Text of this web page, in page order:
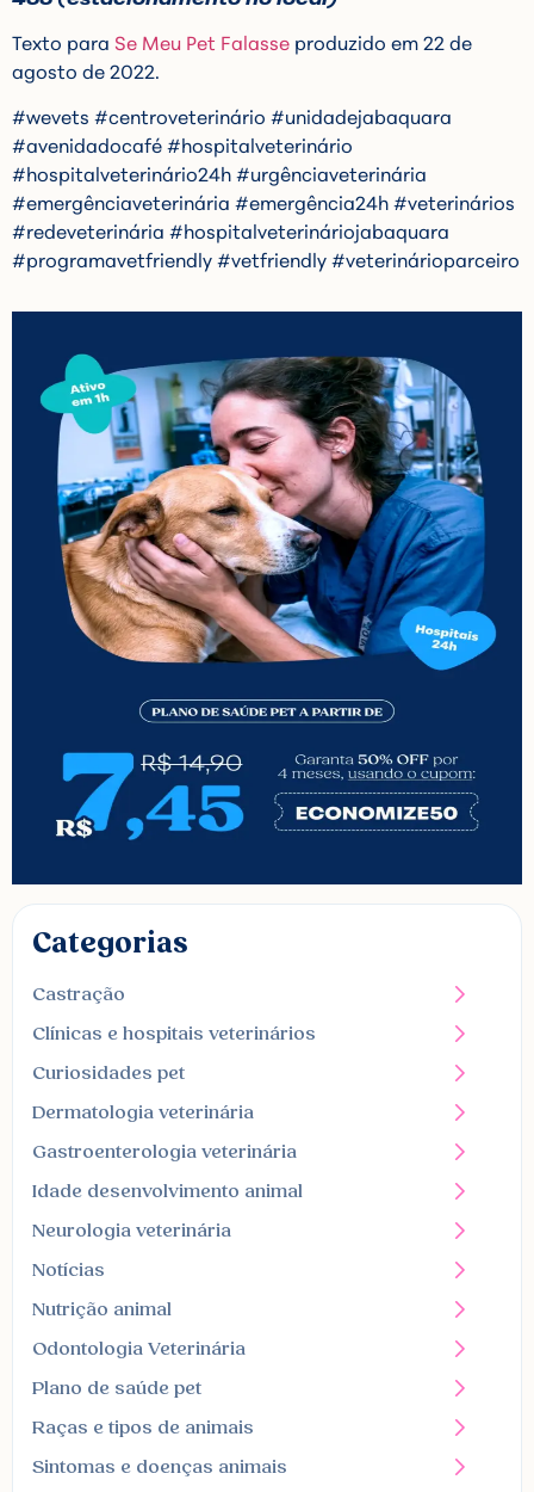
Texto para Se Meu Pet Falasse produzido em 22 de
agosto de 2022.
#wevets #centroveterinário #unidadejabaquara
#avenidadocafé #hospitalveterinário
#hospitalveterinário24h #urgênciaveterinária
#emergênciaveterinária #emergência24h #veterinários
#redeveterinária #hospitalveterináriojabaquara
#programavetfriendly #vetfriendly #veterinárioparceiro
Categorias
Castração
Clínicas e hospitais veterinários
Curiosidades pet
Dermatologia veterinária
Gastroenterologia veterinária
Idade desenvolvimento animal
Neurologia veterinária
Notícias
Nutrição animal
Odontologia Veterinária
Plano de saúde pet
Raças e tipos de animais
Sintomas e doenças animais